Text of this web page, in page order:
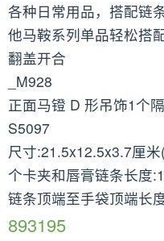
各种日常用品，搭配链
他马鞍系列单品轻松搭配
翻盖开合
_M928
正面马镫 D 形吊饰1个
S5097
尺寸:21.5x12.5x3.7厘
个卡夹和唇膏链条长度
链条顶端至手袋顶端长
893195